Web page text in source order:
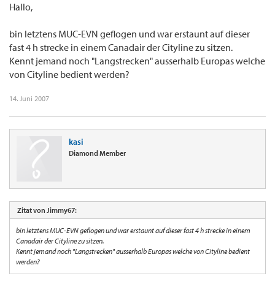
Hallo,
bin letztens MUC-EVN geflogen und war erstaunt auf dieser
fast 4 h strecke in einem Canadair der Cityline zu sitzen.
Kennt jemand noch "Langstrecken" ausserhalb Europas welche
von Cityline bedient werden?
14. Juni 2007
kasi
Diamond Member
Zitat von Jimmy67:
bin letztens MUC-EVN geflogen und war erstaunt auf dieser fast 4 h strecke in einem
Canadair der Cityline zu sitzen.
Kennt jemand noch "Langstrecken" ausserhalb Europas welche von Cityline bedient
werden?